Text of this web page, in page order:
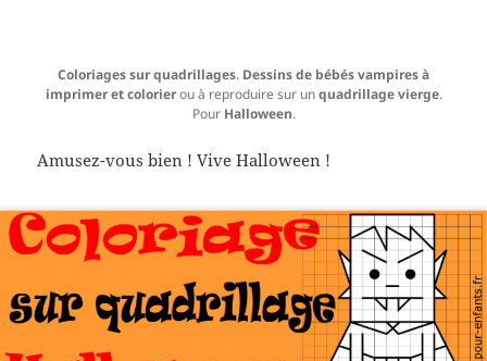
Coloriages sur quadrillages. Dessins de bébés vampires à
imprimer et colorierou à reproduire sur unquadrillage vierge.
Pour Halloween.
Amusez-vous bien ! Vive Halloween !